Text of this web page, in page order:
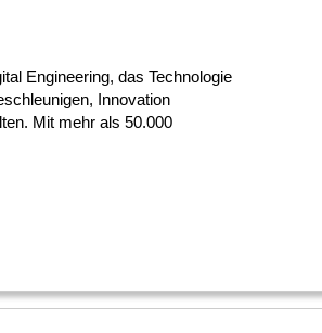
Engineering, das Technologie
Innovation
Mit mehr als 50.000